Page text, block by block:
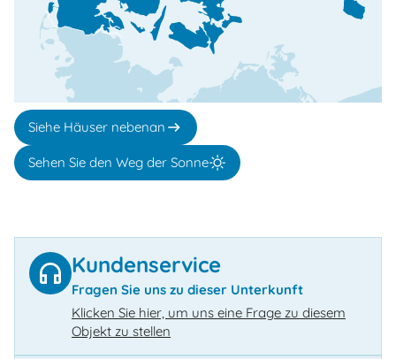
Siehe Häuser nebenan
Sehen Sie den Weg der Sonne
Kundenservice
Fragen Sie uns zu dieser Unterkunft
Klicken Sie hier, um uns eine Frage zu diesem
Objekt zu stellen